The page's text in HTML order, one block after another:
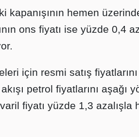
kapanışının hemen
ons fiyatı ise yüzde 0,4
için resmi satış fiyatlarını
petrol fiyatlarını aşağı
fiyatı yüzde 1,3 azalışla